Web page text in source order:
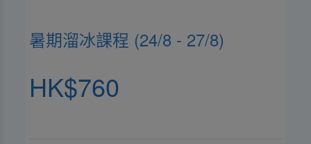
暑期溜冰課程 (24/8 - 27/8)
HK$760